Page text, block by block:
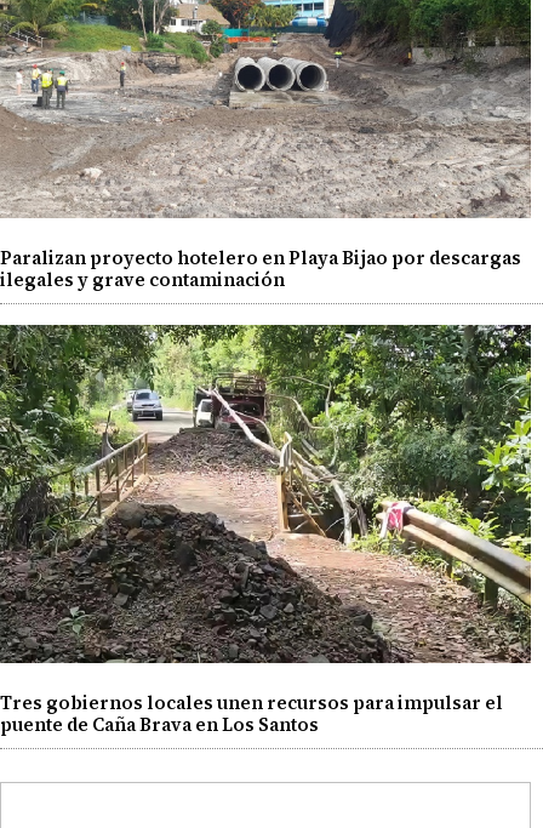
Paralizan proyecto hotelero en Playa Bijao por descargas
ilegales y grave contaminación
Tres gobiernos locales unen recursos para impulsar el
puente de Caña Brava en Los Santos